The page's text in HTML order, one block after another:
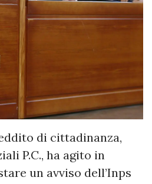
di cittadinanza,
P.C., ha agito in
un avviso dell’Inps